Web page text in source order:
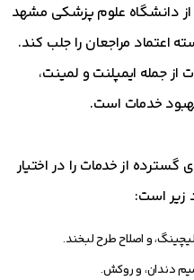
دانشگاه علوم پزشکی مشهد
اعتماد مراجعان را جلب کند.
جمله ایمپلنت و لمینت،
خدمات است.
گسترده از خدمات را در اختیار
زیر است:
و اصلاح طرح لبخند.
دندان، و روکش.